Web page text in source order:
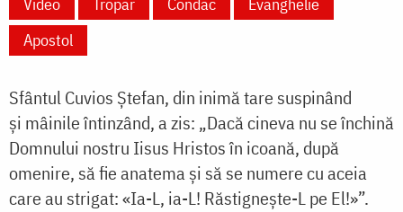
Video
Tropar Condac
Evanghelie
Apostol
Sfântul Cuvios Ștefan, din inimă tare suspinând
și mâinile întinzând, a zis: „Dacă cineva nu se închină
Domnului nostru Iisus Hristos în icoană, după
omenire, să fie anatema și să se numere cu aceia
care au strigat: «Ia-L, ia-L! Răstignește-L pe El!»”.